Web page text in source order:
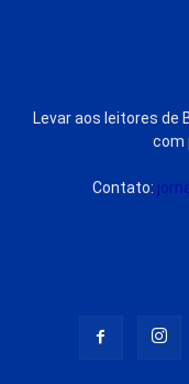
Levar aos leitores de
com
Contato: